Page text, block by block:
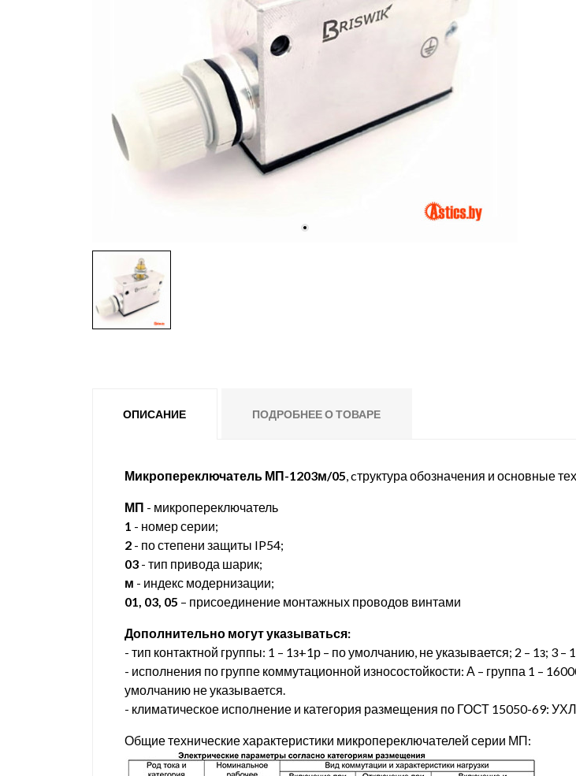
ОПИСАНИЕ ПОДРОБНЕЕ О ТОВАРЕ
Микропереключатель МП-1203м/05, cтруктура обозначения и основные
МП - микропереключатель
1 - номер серии;
2 - по степени защиты IP54;
03 - тип привода шарик;
м - индекс модернизации;
01, 03, 05 – присоединение монтажных проводов винтами
Дополнительно могут указываться:
- тип контактной группы: 1 – 1з+1р – по умолчанию, не указывается; 2 – 1з; 3 –
- исполнения по группе коммутационной износостойкости: А – группа 1 –
умолчанию не указывается.
- климатическое исполнение и категория размещения по ГОСТ 15050-69:
Общие технические характеристики микропереключателей серии МП: